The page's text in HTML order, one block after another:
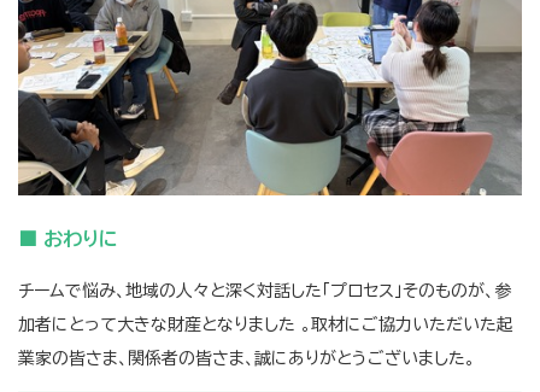
■ おわりに
チームで悩み、地域の人々と深く対話した「プロセス」そのものが、参
加者にとって大きな財産となりました 。取材にご協力いただいた起
業家の皆さま、関係者の皆さま、誠にありがとうございました。